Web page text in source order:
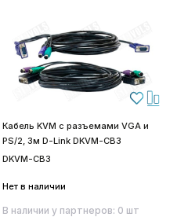
Кабель KVM с разъемами VGA и
PS/2, 3м D-Link DKVM-CB3
DKVM-CB3
Нет в наличии
В наличии у партнеров: 0 шт